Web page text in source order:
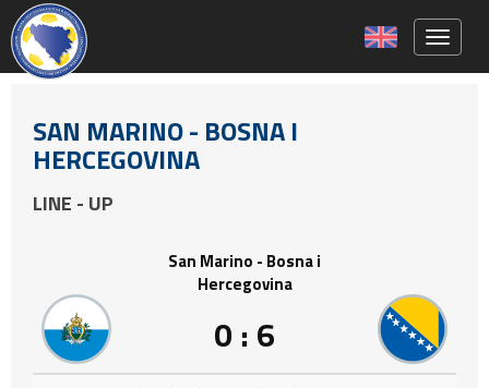
SAN MARINO - BOSNA I
HERCEGOVINA
LINE - UP
San Marino - Bosna i
Hercegovina
0 : 6